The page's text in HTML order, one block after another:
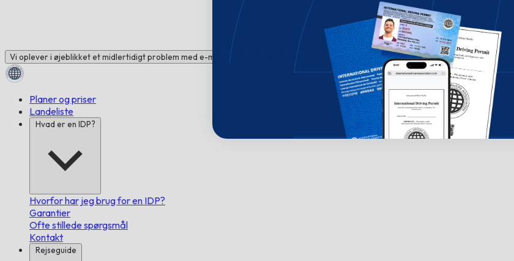
Vi oplever i øjeblikket et midlertidigt problem med e-mail. Brug for hjælp? Chat med os!
Planer og priser
Landeliste
Hvad er en IDP?
Hvorfor har jeg brug for en IDP?
Garantier
Ofte stillede spørgsmål
Kontakt
Rejseguide